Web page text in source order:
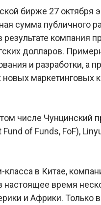
бирже 27 октября
сумма публичного
компания
долларов.
и разработки, а
маркетинговых
числе
of Funds, FoF),
в Китае,
настоящее время
и Африки. Только